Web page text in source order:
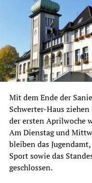
Mit dem Ende der
Schwerter-Haus
der ersten Aprilwoche
Am Dienstag und
bleiben das
Sport sowie das
geschlossen.